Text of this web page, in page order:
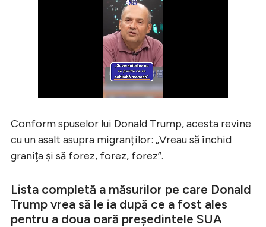
Conform spuselor lui Donald Trump, acesta revine
cu un asalt asupra migranților: „Vreau să închid
graniţa şi să forez, forez, forez”.
Lista completă a măsurilor pe care Donald
Trump vrea să le ia după ce a fost ales
pentru a doua oară președintele SUA